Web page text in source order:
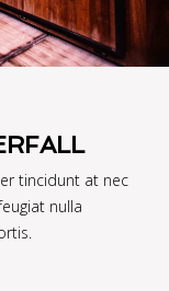
tincidunt at nec
nulla